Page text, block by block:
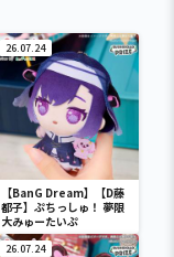
26.07.24
【BanG Dream】【D藤
都子】ぷちっしゅ！ 夢限
大みゅーたいぷ
26.07.24